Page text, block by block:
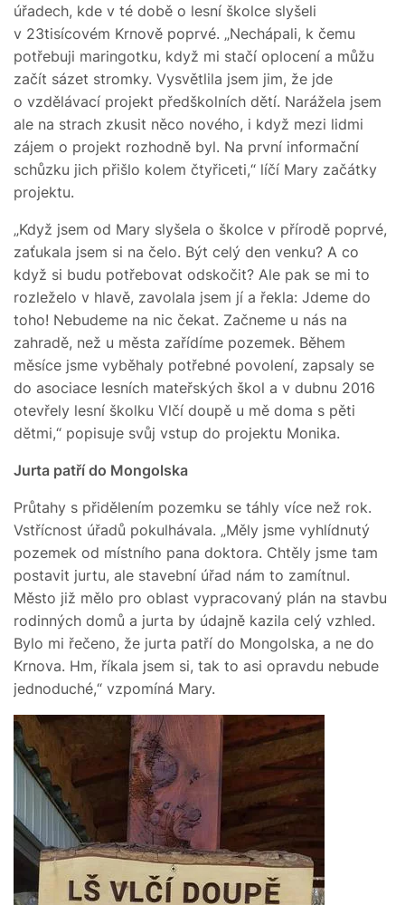
úřadech, kde v té době o lesní školce slyšeli
v 23tisícovém Krnově poprvé. „Nechápali, k čemu
potřebuji maringotku, když mi stačí oplocení a můžu
začít sázet stromky. Vysvětlila jsem jim, že jde
o vzdělávací projekt předškolních dětí. Narážela jsem
ale na strach zkusit něco nového, i když mezi lidmi
zájem o projekt rozhodně byl. Na první informační
schůzku jich přišlo kolem čtyřiceti,“ líčí Mary začátky
projektu.
„Když jsem od Mary slyšela o školce v přírodě poprvé,
zaťukala jsem si na čelo. Být celý den venku? A co
když si budu potřebovat odskočit? Ale pak se mi to
rozleželo v hlavě, zavolala jsem jí a řekla: Jdeme do
toho! Nebudeme na nic čekat. Začneme u nás na
zahradě, než u města zařídíme pozemek. Během
měsíce jsme vyběhaly potřebné povolení, zapsaly se
do asociace lesních mateřských škol a v dubnu 2016
otevřely lesní školku Vlčí doupě u mě doma s pěti
dětmi,“ popisuje svůj vstup do projektu Monika.
Jurta patří do Mongolska
Průtahy s přidělením pozemku se táhly více než rok.
Vstřícnost úřadů pokulhávala. „Měly jsme vyhlídnutý
pozemek od místního pana doktora. Chtěly jsme tam
postavit jurtu, ale stavební úřad nám to zamítnul.
Město již mělo pro oblast vypracovaný plán na stavbu
rodinných domů a jurta by údajně kazila celý vzhled.
Bylo mi řečeno, že jurta patří do Mongolska, a ne do
Krnova. Hm, říkala jsem si, tak to asi opravdu nebude
jednoduché,“ vzpomíná Mary.